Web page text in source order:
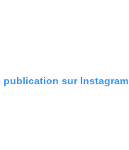
publication sur Instagram